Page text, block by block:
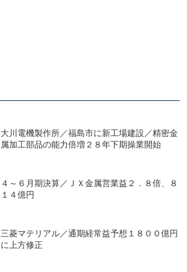
大川電機製作所／福島市に新工場建設／精密金
属加工部品の能力倍増２８年下期操業開始
４～６月期決算／ＪＸ金属営業益２．８倍、８
１４億円
三菱マテリアル／通期経常益予想１８００億円
に上方修正